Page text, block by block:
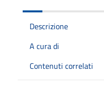
Descrizione
A cura di
Contenuti correlati